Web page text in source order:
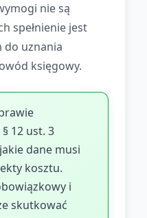
nie są
spełnienie jest
do uznania
księgowy.
12 ust. 3
dane musi
kosztu.
i
skutkować